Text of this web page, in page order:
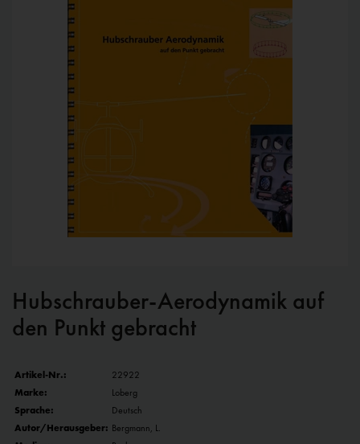
Hubschrauber-Aerodynamik auf
den Punkt gebracht
Artikel-Nr.:
22922
Marke:
Loberg
Sprache:
Deutsch
Autor/Herausgeber: Bergmann, L.